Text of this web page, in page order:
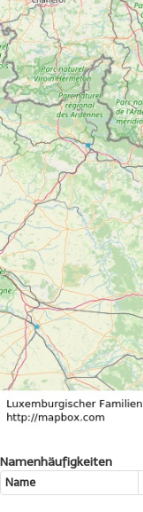
Namenhäufigkeiten
Name